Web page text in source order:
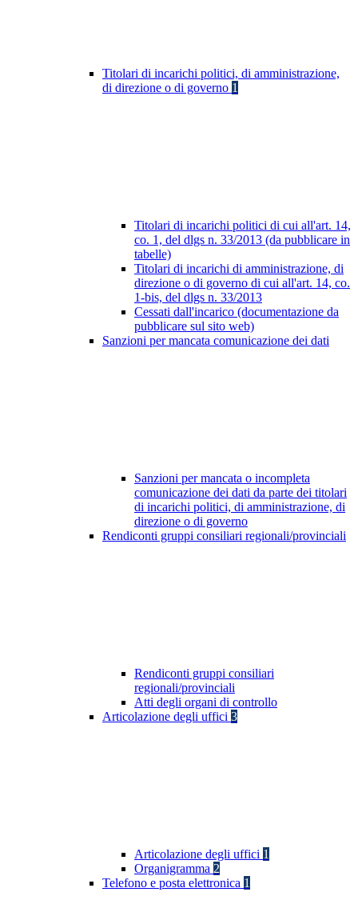
Titolari di incarichi politici, di amministrazione,
di direzione o di governo 1
Titolari di incarichi politici di cui all'art. 14,
co. 1, del dlgs n. 33/2013 (da pubblicare in
tabelle)
Titolari di incarichi di amministrazione, di
direzione o di governo di cui all'art. 14, co.
1-bis, del dlgs n. 33/2013
Cessati dall'incarico (documentazione da
pubblicare sul sito web)
Sanzioni per mancata comunicazione dei dati
Sanzioni per mancata o incompleta
comunicazione dei dati da parte dei titolari
di incarichi politici, di amministrazione, di
direzione o di governo
Rendiconti gruppi consiliari regionali/provinciali
Rendiconti gruppi consiliari
regionali/provinciali
Atti degli organi di controllo
Articolazione degli uffici 3
Articolazione degli uffici 1
Organigramma 2
Telefono e posta elettronica 1